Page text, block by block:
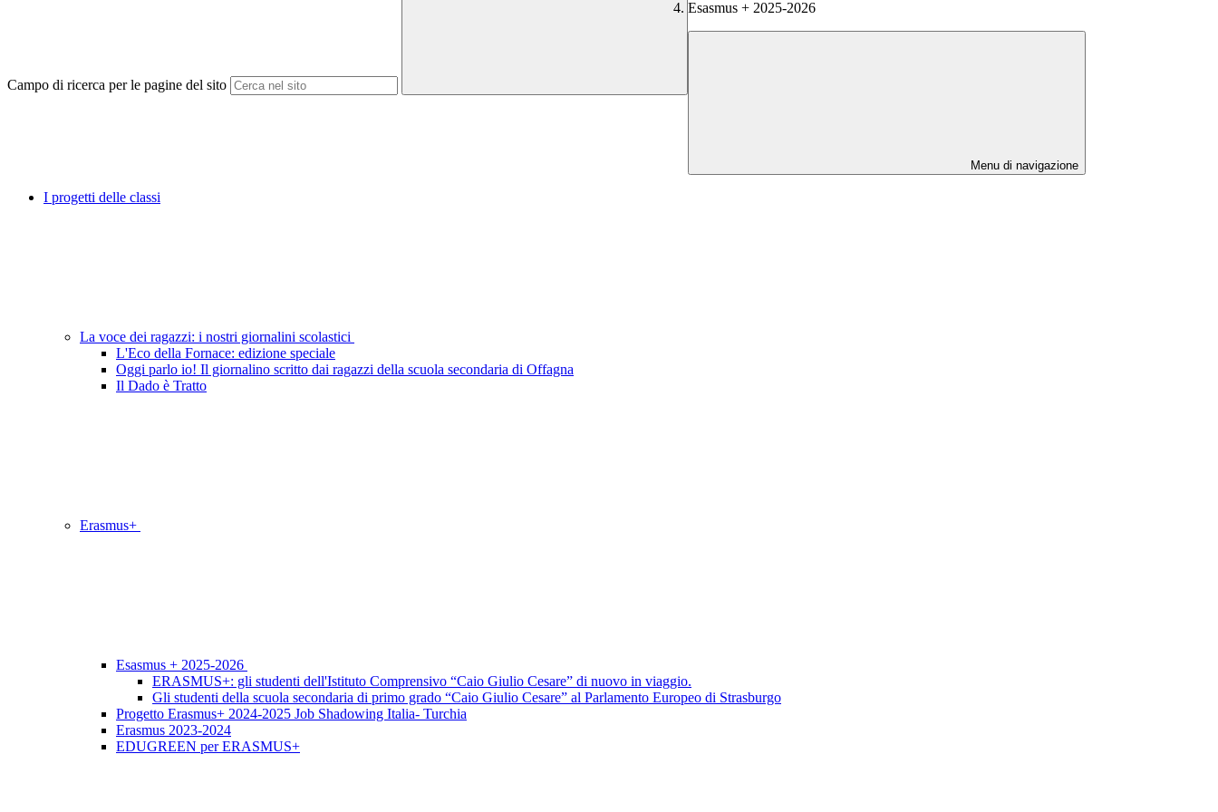
Campo di ricerca per le pagine del sito
Esasmus + 2025-2026
Menu di navigazione
I progetti delle classi
La voce dei ragazzi: i nostri giornalini scolastici
L'Eco della Fornace: edizione speciale
Oggi parlo io! Il giornalino scritto dai ragazzi della scuola secondaria di Offagna
Il Dado è Tratto
Erasmus+
Esasmus + 2025-2026
ERASMUS+: gli studenti dell'Istituto Comprensivo “Caio Giulio Cesare” di nuovo in viaggio.
Gli studenti della scuola secondaria di primo grado “Caio Giulio Cesare” al Parlamento Europeo di Strasburgo
Progetto Erasmus+ 2024-2025 Job Shadowing Italia- Turchia
Erasmus 2023-2024
EDUGREEN per ERASMUS+